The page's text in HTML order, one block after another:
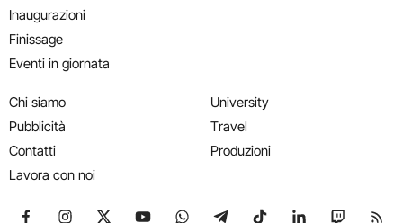
Inaugurazioni
Finissage
Eventi in giornata
Chi siamo
Pubblicità
Contatti
Lavora con noi
University
Travel
Produzioni
Seguici su Facebook
Seguici su Instagram
Seguici su X
Seguici su YouTube
Seguici su WhatsApp
Seguici su Telegram
Seguici su TikTok
Seguici su
Seguici